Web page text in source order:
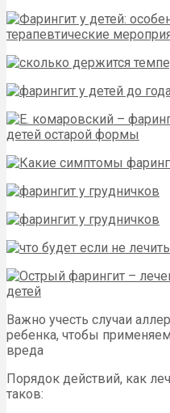
Важно учесть случаи
ребенка, чтобы
вреда
Порядок действий, как
таков: